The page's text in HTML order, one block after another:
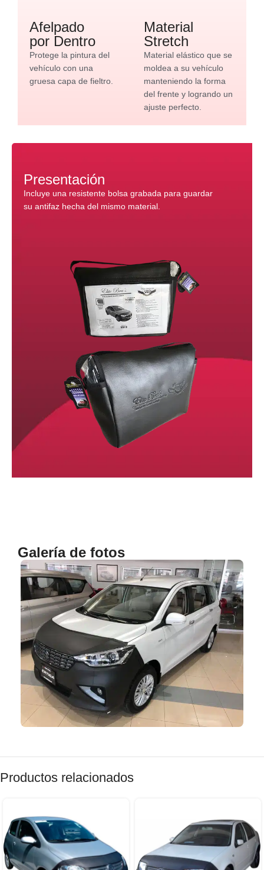
Afelpado
por Dentro
Protege la pintura del
vehículo con una
gruesa capa de fieltro.
Material
Stretch
Material elástico que se
moldea a su vehículo
manteniendo la forma
del frente y logrando un
ajuste perfecto.
Presentación
Incluye una resistente bolsa grabada para guardar
su antifaz hecha del mismo material.
Galería de fotos
Productos relacionados